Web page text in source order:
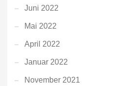
Juni 2022
Mai 2022
April 2022
Januar 2022
November 2021